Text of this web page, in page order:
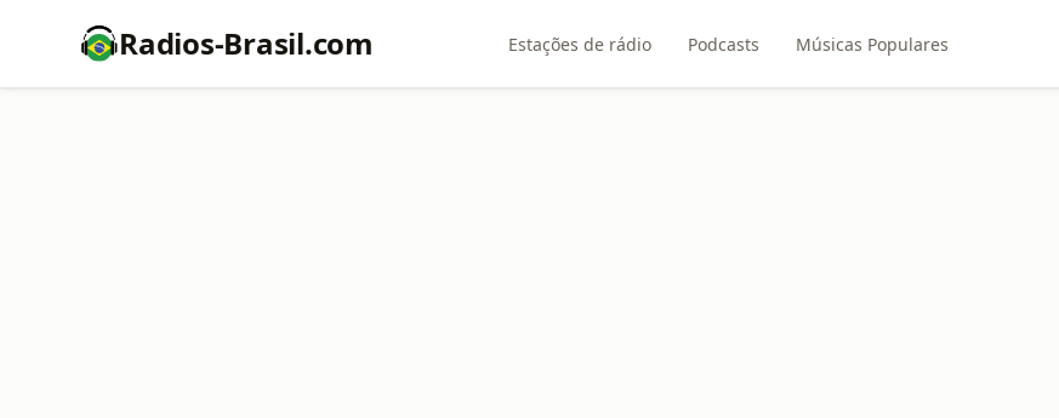
Radios-Brasil.com Estações de rádio Podcasts Músicas Populares